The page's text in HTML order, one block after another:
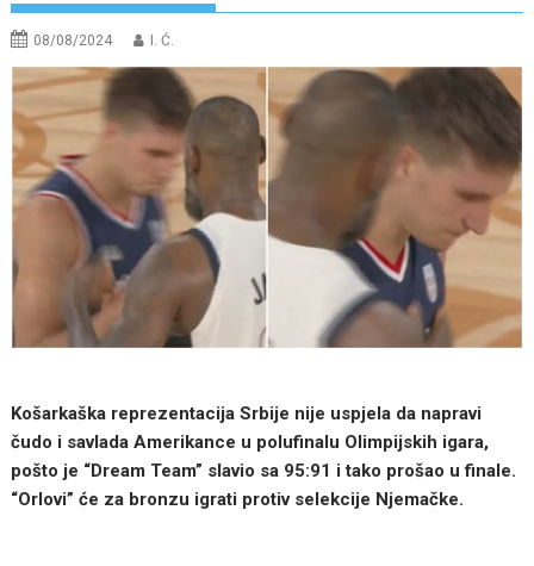
08/08/2024 I. Ć.
Košarkaška reprezentacija Srbije nije uspjela da napravi
čudo i savlada Amerikance u polufinalu Olimpijskih igara,
pošto je “Dream Team” slavio sa 95:91 i tako prošao u finale.
“Orlovi” će za bronzu igrati protiv selekcije Njemačke.